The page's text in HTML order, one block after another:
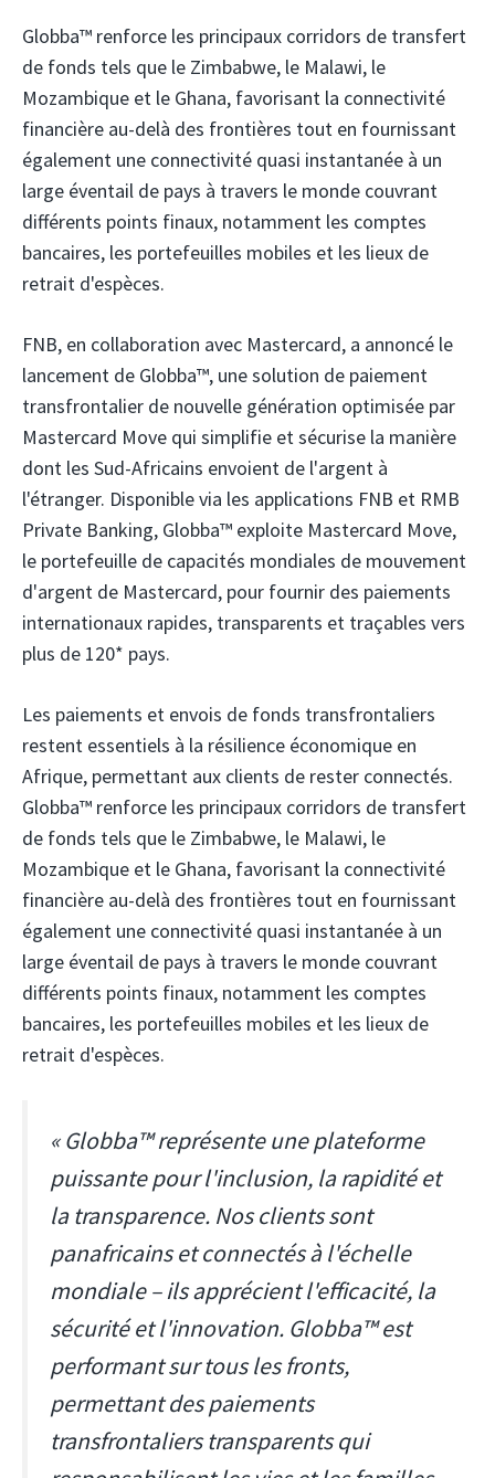
Globba™ renforce les principaux corridors de transfert
de fonds tels que le Zimbabwe, le Malawi, le
Mozambique et le Ghana, favorisant la connectivité
financière au-delà des frontières tout en fournissant
également une connectivité quasi instantanée à un
large éventail de pays à travers le monde couvrant
différents points finaux, notamment les comptes
bancaires, les portefeuilles mobiles et les lieux de
retrait d'espèces.
FNB, en collaboration avec Mastercard, a annoncé le
lancement de Globba™, une solution de paiement
transfrontalier de nouvelle génération optimisée par
Mastercard Move qui simplifie et sécurise la manière
dont les Sud-Africains envoient de l'argent à
l'étranger. Disponible via les applications FNB et RMB
Private Banking, Globba™ exploite Mastercard Move,
le portefeuille de capacités mondiales de mouvement
d'argent de Mastercard, pour fournir des paiements
internationaux rapides, transparents et traçables vers
plus de 120* pays.
Les paiements et envois de fonds transfrontaliers
restent essentiels à la résilience économique en
Afrique, permettant aux clients de rester connectés.
Globba™ renforce les principaux corridors de transfert
de fonds tels que le Zimbabwe, le Malawi, le
Mozambique et le Ghana, favorisant la connectivité
financière au-delà des frontières tout en fournissant
également une connectivité quasi instantanée à un
large éventail de pays à travers le monde couvrant
différents points finaux, notamment les comptes
bancaires, les portefeuilles mobiles et les lieux de
retrait d'espèces.
« Globba™ représente une plateforme
puissante pour l'inclusion, la rapidité et
la transparence. Nos clients sont
panafricains et connectés à l'échelle
mondiale – ils apprécient l'efficacité, la
sécurité et l'innovation. Globba™ est
performant sur tous les fronts,
permettant des paiements
transfrontaliers transparents qui